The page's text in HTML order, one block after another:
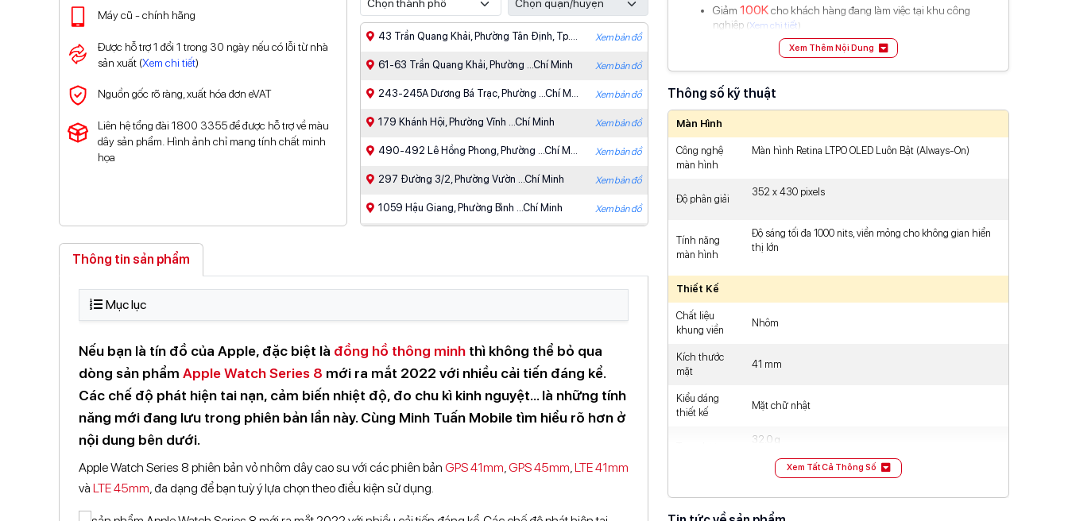
Giảm 100Kcho khách hàng đang làm việc tại khu công
nghiệp (Xem chi tiết)
Ưu đãi thanh toán(Chọn 1)
Hoàn tối đa
Giảm 50 tối đa
ngoài thanh toán VNPAY
Giảm5%tối đa200Kkhi thanh toán Kredivo(Xem chi tiết)
Xem đầy đủ ưu đãi thanh toán tại đây
Xem Thêm Nội Dung
Thông số kỹ thuật
Màn Hình
Công nghệ
màn hình
Màn hình Retina LTPO OLED Luôn Bật (Always-On)
Độ phân giải
352 x 430 pixels
Tính năng
màn hình
Độ sáng tối đa 1000 nits, viền mỏng cho không gian hiển
thị lớn
Thiết Kế
Chất liệu
khung viền
Nhôm
Kích thước
mặt
41 mm
Kiểu dáng
thiết kế
Mặt chữ nhật
32.0 g
tổng thể
Dài 41mm - Rộng 35mm - Dày 10.7mm
Xem Tất Cả Thông Số
Máy cũ - chính hãng
Được hỗ trợ 1 đổi 1 trong 30 ngày nếu có lỗi từ nhà
sản xuất (Xem chi tiết)
Nguồn gốc rõ ràng, xuất hóa đơn eVAT
Liên hệ tổng đài 1800 3355 để được hỗ trợ về màu
dây sản phẩm. Hình ảnh chỉ mang tính chất minh
họa
Xem bản đồ
61-63 Trần Quang Khải, Phường ...Chí Minh Xem bản đồ
Xem bản đồ
179 Khánh Hội, Phường Vĩnh ...Chí Minh Xem bản đồ
Xem bản đồ
297 Đường 3/2, Phường Vườn ...Chí Minh Xem bản đồ
1059 Hậu Giang, Phường Bình ...Chí Minh Xem bản đồ
910 Âu Cơ, Phường Tân ...Chí Minh
427 - 429 Hoàng Văn ...Chí Minh Xem bản đồ
475 Phan Văn Trị, Phường ...Chí Minh Xem bản đồ
363 Nguyễn Oanh, Phường Gò ...Chí Minh Xem bản đồ
539 Quang Trung, Phường Gò ...Chí Minh Xem bản đồ
81-83 Võ Văn Ngân, Phường ...Chí Minh Xem bản đồ
112-114 Lê Văn Việt, Phường ...Chí Minh
Thông tin sản phẩm
Mục lục
Nếu bạn là tín đồ của Apple, đặc biệt là đồng hồ thông minh thì không thể bỏ qua
dòng sản phẩm Apple Watch Series 8 mới ra mắt 2022 với nhiều cải tiến đáng kể.
Các chế độ phát hiện tai nạn, cảm biến nhiệt độ, đo chu kì kinh nguyệt... là những tính
năng mới đang lưu trong phiên bản lần này. Cùng Minh Tuấn Mobile tìm hiểu rõ hơn ở
nội dung bên dưới.
Apple Watch Series 8 phiên bản vỏ nhôm dây cao su với các phiên bản GPS 41mm, GPS 45mm,LTE 41mm
và LTE 45mm, đa dạng để bạn tuỳ ý lựa chọn theo điều kiện sử dụng.